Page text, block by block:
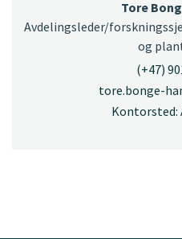
Tore
Avdelingsleder/
og
(+47)
tore.bonge-
Kontorsted: